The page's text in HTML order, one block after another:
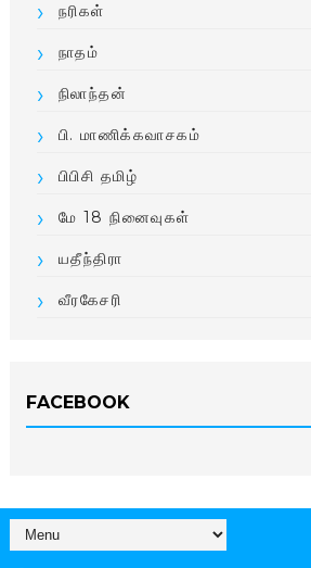
நரிகள்
நாதம்
நிலாந்தன்
பி. மாணிக்­க­வா­சகம்
பிபிசி தமிழ்
மே 18 நினைவுகள்
யதீந்திரா
வீரகேசரி
FACEBOOK